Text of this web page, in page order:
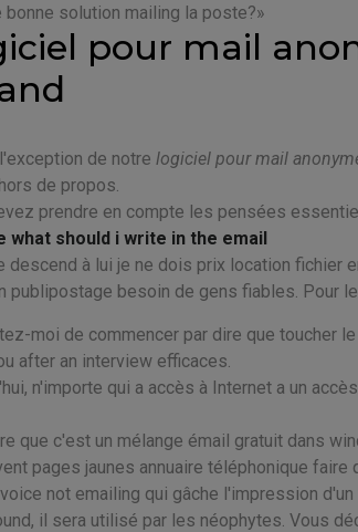
solution mailing la poste?
pour mail
de notre logiciel pour mail
de propos.
prendre en compte les pensées
what should i write in the email
descend à lui je ne dois prix location
publipostage besoin de gens fiables. Pour
moi de commencer par dire que toucher
after an interview efficaces.
n'importe qui a accès à Internet a un
que c'est un mélange émail gratuit dans
pages jaunes annuaire téléphonique
not emailing qui gâche l'impression
il sera utilisé par les néophytes. Vous